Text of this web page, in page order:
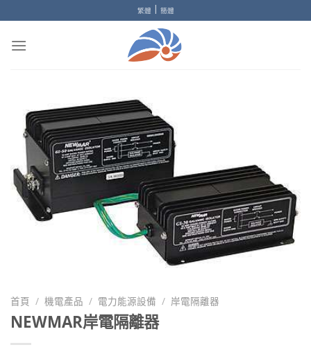
to
content
繁體 | 簡體
首頁 / 機電產品 / 電力能源設備 / 岸電隔離器
NEWMAR岸電隔離器